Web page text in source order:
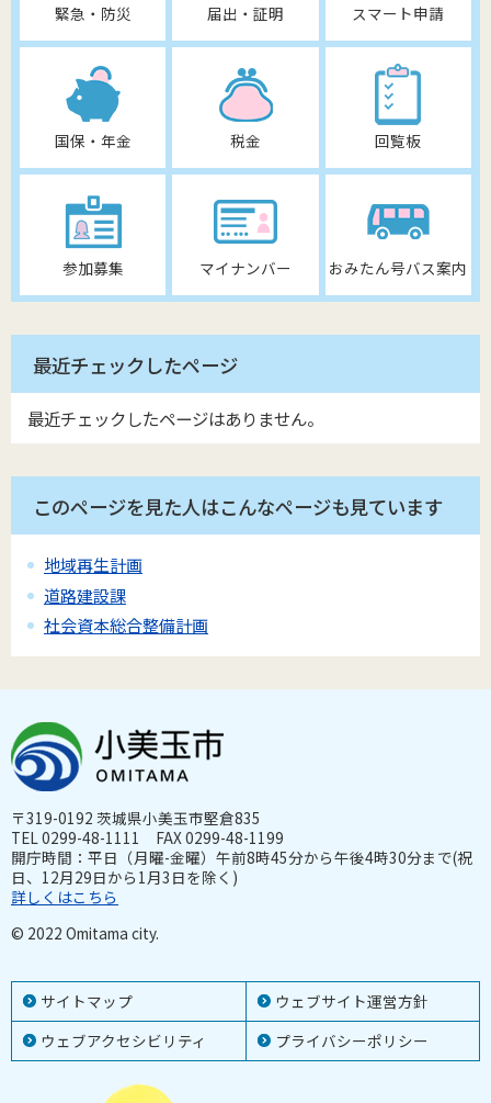
緊急・防災 届出・証明 スマート申請
国保・年金 税金 回覧板
参加募集 マイナンバー おみたん号バス案内
最近チェックしたページ
最近チェックしたページはありません。
このページを見た人はこんなページも見ています
地域再生計画
道路建設課
社会資本総合整備計画
サイトマップ
ウェブサイト運営方針
ウェブアクセシビリティ
プライバシーポリシー
〒319-0192 茨城県小美玉市堅倉835
TEL 0299-48-1111 FAX 0299-48-1199
開庁時間：平日（月曜-金曜）午前8時45分から午後4時30分まで(祝
日、12月29日から1月3日を除く)
詳しくはこちら
© 2022 Omitama city.